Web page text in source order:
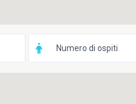
Numero di ospiti